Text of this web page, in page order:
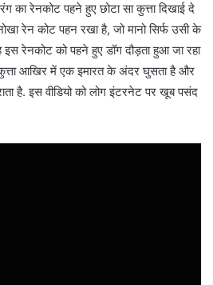
का रेनकोट पहने हुए छोटा सा कुत्ता दिखाई दे
रेन कोट पहन रखा है, जो मानो सिर्फ उसी के
इस रेनकोट को पहने हुए डॉग दौड़ता हुआ जा रहा
कुत्ता आखिर में एक इमारत के अंदर घुसता है और
है. इस वीडियो को लोग इंटरनेट पर खूब पसंद